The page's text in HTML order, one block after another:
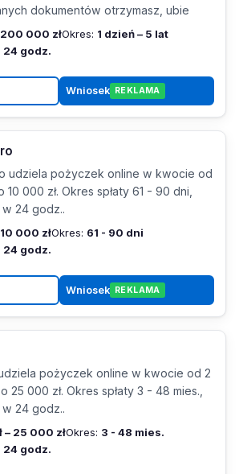
dokumentów otrzymasz, ubie
200 000 złOkres: 1 dzień – 5 lat
24 godz.
Wniosek REKLAMA
udziela pożyczek online w kwocie od
10 000 zł. Okres spłaty 61 - 90 dni,
24 godz..
000 złOkres: 61 - 90 dni
24 godz.
Wniosek REKLAMA
pożyczek online w kwocie od 2
25 000 zł. Okres spłaty 3 - 48 mies.,
24 godz..
– 25 000 złOkres: 3 - 48 mies.
24 godz.